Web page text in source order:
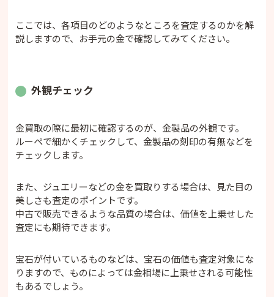
ここでは、各項目のどのようなところを査定するのかを解
説しますので、お手元の金で確認してみてください。
外観チェック
金買取の際に最初に確認するのが、金製品の外観です。
ルーペで細かくチェックして、金製品の刻印の有無などを
チェックします。
また、ジュエリーなどの金を買取りする場合は、見た目の
美しさも査定のポイントです。
中古で販売できるような品質の場合は、価値を上乗せした
査定にも期待できます。
宝石が付いているものなどは、宝石の価値も査定対象にな
りますので、ものによっては金相場に上乗せされる可能性
もあるでしょう。